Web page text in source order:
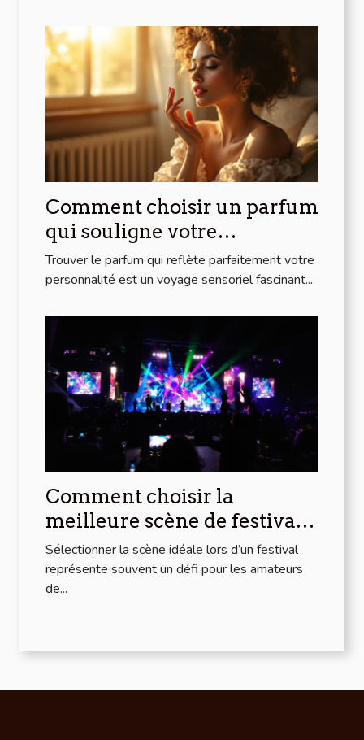
Comment choisir un parfum
qui souligne votre
personnalité?
Trouver le parfum qui reflète parfaitement votre
personnalité est un voyage sensoriel fascinant....
Comment choisir la
meilleure scène de festival
pour votre style musical ?
Sélectionner la scène idéale lors d’un festival
représente souvent un défi pour les amateurs
de...